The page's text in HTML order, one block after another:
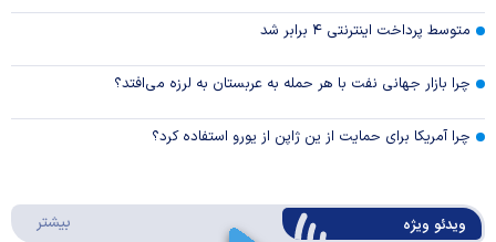
متوسط پرداخت اینترنتی ۴ برابر شد
چرا بازار جهانی نفت با هر حمله به عربستان به لرزه می‌افتد؟
چرا آمریکا برای حمایت از ین ژاپن از یورو استفاده کرد؟
ویدئو ویژه بیشتر